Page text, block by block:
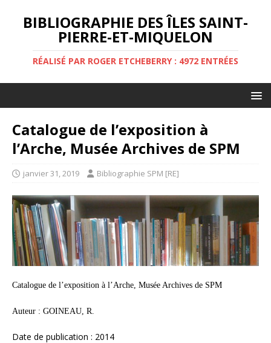
BIBLIOGRAPHIE DES ÎLES SAINT-
PIERRE-ET-MIQUELON
RÉALISÉ PAR ROGER ETCHEBERRY : 4972 ENTRÉES
Catalogue de l’exposition à
l’Arche, Musée Archives de SPM
janvier 31, 2019 Bibliographie SPM [RE]
Catalogue de l’exposition à l’Arche, Musée Archives de SPM
Auteur : GOINEAU, R.
Date de publication : 2014